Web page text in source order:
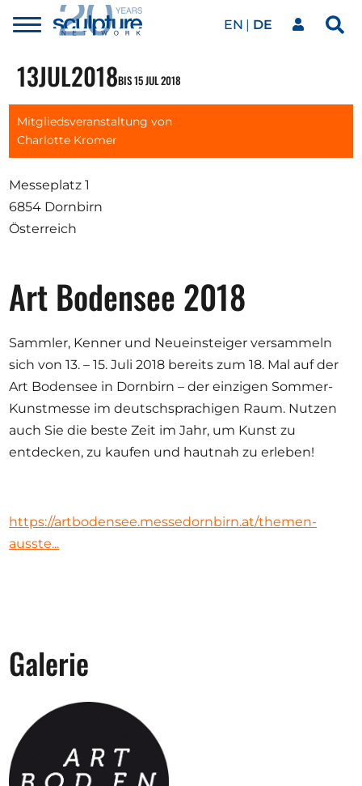
Toggle
EN DE
Unser Netzwerk
Kunstwerke
Unsere Events
Magazin
Ausschreibungen
Über uns
Spenden
13JUL2018BIS 15 JUL 2018
Mitgliedsveranstaltung von
Charlotte Kromer
Messeplatz 1
6854 Dornbirn
Österreich
Art Bodensee 2018
Sammler, Kenner und Neueinsteiger versammeln
sich von 13. – 15. Juli 2018 bereits zum 18. Mal auf der
Art Bodensee in Dornbirn – der einzigen Sommer-
Kunstmesse im deutschsprachigen Raum. Nutzen
auch Sie die beste Zeit im Jahr, um Kunst zu
entdecken, zu kaufen und hautnah zu erleben!
https://artbodensee.messedornbirn.at/themen-
ausste...
Galerie